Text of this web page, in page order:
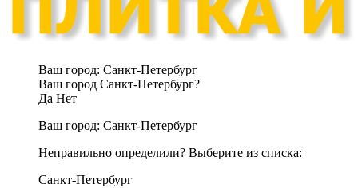
Ваш город: Санкт-Петербург
Ваш город Санкт-Петербург?
Да Нет
Ваш город: Санкт-Петербург
Неправильно определили? Выберите из списка:
Санкт-Петербург